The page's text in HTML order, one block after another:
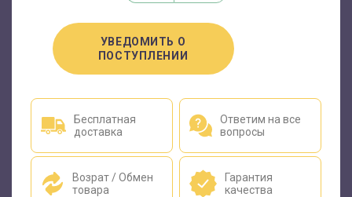
УВЕДОМИТЬ О
ПОСТУПЛЕНИИ
Бесплатная
доставка
Ответим на все
вопросы
Возрат / Обмен
товара
Гарантия
качества